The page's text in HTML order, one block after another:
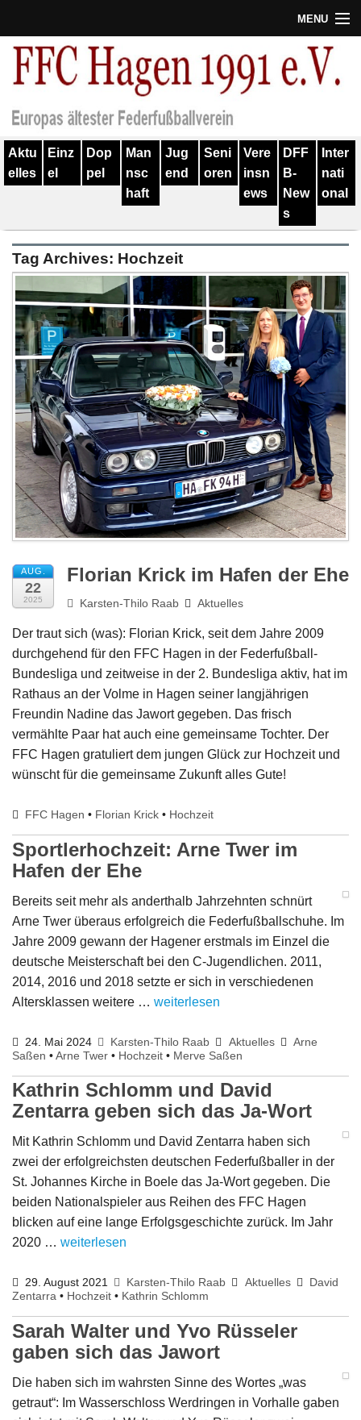
MENU
Termine
Verein
Geschichte
Training
Spieler
Kontakt
Links
Impressum
Aktu
elles
Einz
el
Dop
pel
Man
nsc
haft
Jug
end
Seni
oren
Vere
insn
ews
DFF
B-
New
s
Inter
nati
onal
Tag Archives: Hochzeit
AUG.
22
2025
Florian Krick im Hafen der Ehe
Karsten-Thilo Raab Aktuelles
Der traut sich (was): Florian Krick, seit dem Jahre 2009
durchgehend für den FFC Hagen in der Federfußball-
Bundesliga und zeitweise in der 2. Bundesliga aktiv, hat im
Rathaus an der Volme in Hagen seiner langjährigen
Freundin Nadine das Jawort gegeben. Das frisch
vermählte Paar hat auch eine gemeinsame Tochter. Der
FFC Hagen gratuliert dem jungen Glück zur Hochzeit und
wünscht für die gemeinsame Zukunft alles Gute!
FFC Hagen • Florian Krick • Hochzeit
Sportlerhochzeit: Arne Twer im
Hafen der Ehe
Bereits seit mehr als anderthalb Jahrzehnten schnürt
Arne Twer überaus erfolgreich die Federfußballschuhe. Im
Jahre 2009 gewann der Hagener erstmals im Einzel die
deutsche Meisterschaft bei den C-Jugendlichen. 2011,
2014, 2016 und 2018 setzte er sich in verschiedenen
Altersklassen weitere … weiterlesen
24. Mai 2024 Karsten-Thilo Raab Aktuelles
Arne
Saßen •Arne Twer • Hochzeit • Merve Saßen
Kathrin Schlomm und David
Zentarra geben sich das Ja-Wort
Mit Kathrin Schlomm und David Zentarra haben sich
zwei der erfolgreichsten deutschen Federfußballer in der
St. Johannes Kirche in Boele das Ja-Wort gegeben. Die
beiden Nationalspieler aus Reihen des FFC Hagen
blicken auf eine lange Erfolgsgeschichte zurück. Im Jahr
2020 … weiterlesen
29. August 2021 Karsten-Thilo Raab Aktuelles
David
Zentarra • Hochzeit • Kathrin Schlomm
Sarah Walter und Yvo Rüsseler
gaben sich das Jawort
Die haben sich im wahrsten Sinne des Wortes „was
getraut“: Im Wasserschloss Werdringen in Vorhalle gaben